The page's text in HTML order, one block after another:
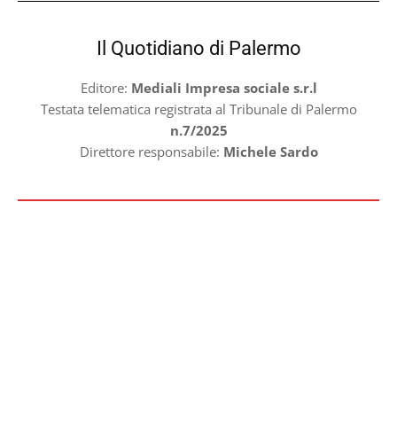
Il Quotidiano di Palermo
Editore: Mediali Impresa sociale s.r.l
Testata telematica registrata al Tribunale di Palermo
n.7/2025
Direttore responsabile: Michele Sardo